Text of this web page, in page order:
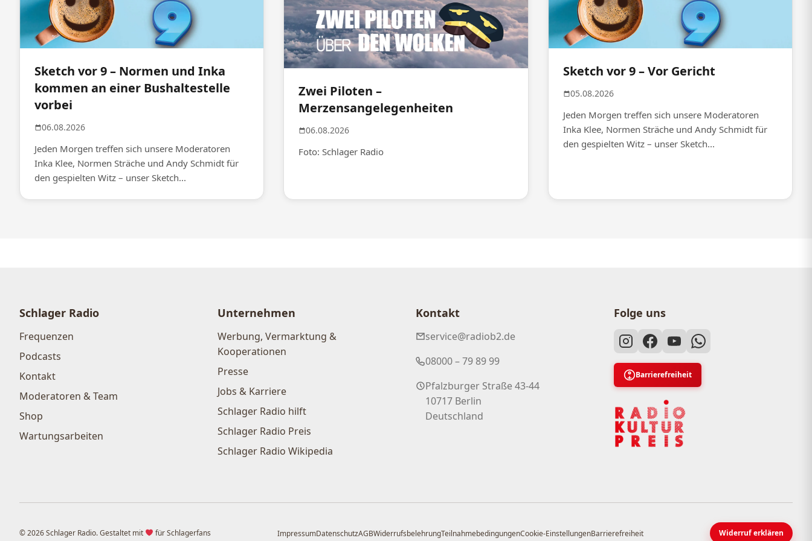
Sketch vor 9 – Normen und Inka
kommen an einer Bushaltestelle
vorbei
06.08.2026
Jeden Morgen treffen sich unsere Moderatoren
Inka Klee, Normen Sträche und Andy Schmidt für
den gespielten Witz – unser Sketch...
Zwei Piloten –
Merzensangelegenheiten
06.08.2026
Foto: Schlager Radio
Sketch vor 9 – Vor Gericht
05.08.2026
Jeden Morgen treffen sich unsere Moderatoren
Inka Klee, Normen Sträche und Andy Schmidt für
den gespielten Witz – unser Sketch...
Schlager Radio
Frequenzen
Podcasts
Kontakt
Moderatoren & Team
Shop
Wartungsarbeiten
Unternehmen
Werbung, Vermarktung &
Kooperationen
Presse
Jobs & Karriere
Schlager Radio hilft
Schlager Radio Preis
Schlager Radio Wikipedia
Kontakt
service@radiob2.de
08000 – 79 89 99
Pfalzburger Straße 43-44
10717 Berlin
Deutschland
Folge uns
Barrierefreiheit
© 2026 Schlager Radio. Gestaltet mit für Schlagerfans ImpressumDatenschutzAGBWiderrufsbelehrungTeilnahmebedingungenCookie-EinstellungenBarrierefreiheit Widerruf erklären